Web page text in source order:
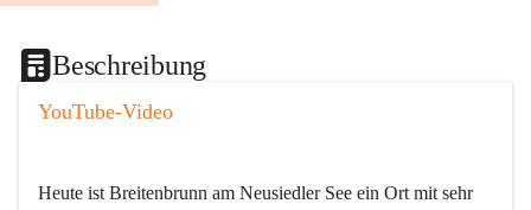
Beschreibung
YouTube-Video
Heute ist Breitenbrunn am Neusiedler See ein Ort mit sehr